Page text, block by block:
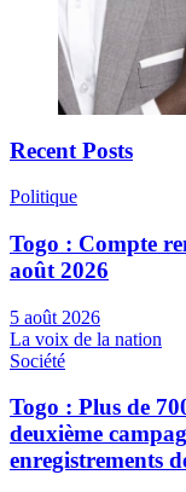
Recent Posts
Politique
Togo : Compte
août 2026
5 août 2026
La voix de la nation
Société
Togo : Plus de
deuxième
enregistrements